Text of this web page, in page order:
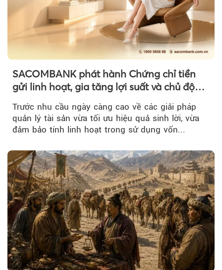
SACOMBANK phát hành Chứng chỉ tiền
gửi linh hoạt, gia tăng lợi suất và chủ động
nguồn vốn cho khách hàng
Trước nhu cầu ngày càng cao về các giải pháp
quản lý tài sản vừa tối ưu hiệu quả sinh lời, vừa
đảm bảo tính linh hoạt trong sử dụng vốn...